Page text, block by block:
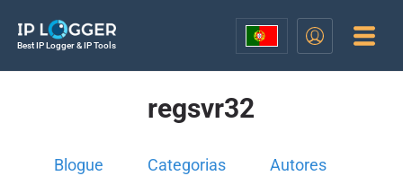
Best IP Logger & IP Tools
regsvr32
Blogue Categorias Autores